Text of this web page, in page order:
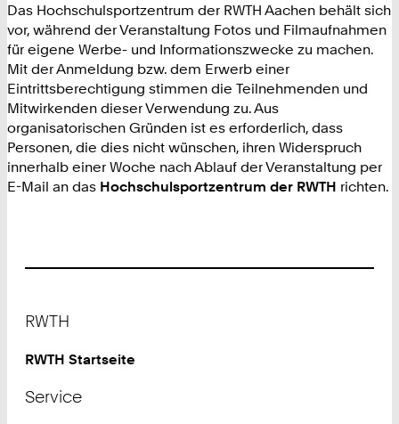
Das Hochschulsportzentrum der RWTH Aachen behält sich
vor, während der Veranstaltung Fotos und Filmaufnahmen
für eigene Werbe- und Informationszwecke zu machen.
Mit der Anmeldung bzw. dem Erwerb einer
Eintrittsberechtigung stimmen die Teilnehmenden und
Mitwirkenden dieser Verwendung zu. Aus
organisatorischen Gründen ist es erforderlich, dass
Personen, die dies nicht wünschen, ihren Widerspruch
innerhalb einer Woche nach Ablauf der Veranstaltung per
E-Mail an das Hochschulsportzentrum der RWTH richten.
RWTH
RWTH Startseite
Service